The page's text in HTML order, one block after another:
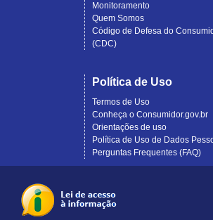
Monitoramento
Quem Somos
Código de Defesa do
(CDC)
Política de Uso
Termos de Uso
Conheça o Consumidor.gov.br
Orientações de uso
Política de Uso de Dados
Perguntas Frequentes (FAQ)